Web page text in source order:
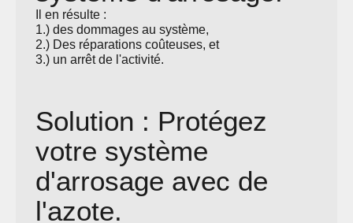
Il en résulte :
1.) des dommages au système,
2.) Des réparations coûteuses, et
3.) un arrêt de l'activité.
Solution : Protégez
votre système
d'arrosage avec de
l'azote.